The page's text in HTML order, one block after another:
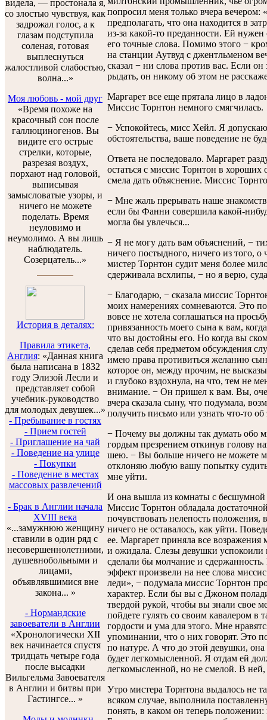
видела, — простонала я,
со злостью чувствуя, как
задрожал голос, а к
глазам подступила
соленая, готовая
выплеснуться
жалостливой слабостью,
волна...»
Моя любовь - мой друг
«Время похоже на
красочный сон после
галлюциногенов. Вы
видите его острые
стрелки, которые,
разрезая воздух,
порхают над головой,
выписывая
замысловатые узоры, и
ничего не можете
поделать. Время
неуловимо и
неумолимо. А вы лишь
наблюдатель.
Созерцатель...»
История в деталях:
Правила этикета,
Англия: «Данная книга
была написана в 1832
году Элизой Лесли и
представляет собой
учебник-руководство
для молодых девушек...»
- Пребывание в гостях
- Прием гостей
- Приглашение на чай
- Поведение на улице
- Покупки
- Поведение в местах
массовых развлечений
- Брак в Англии начала
XVIII века
«...замужнюю женщину
ставили в один ряд с
несовершеннолетними,
душевнобольными и
лицами,
объявлявшимися вне
закона... »
- Нормандские
завоеватели в Англии
«Хронологически XII
век начинается спустя
тридцать четыре года
после высадки
Вильгельма Завоевателя
в Англии и битвы при
Гастингсе... »
попросил меня только вчера
предполагать, что она находится в
из-за какой-то преданности. Ей
его точные слова. Помимо этого −
на станции Аутвуд с джентльменом
сказал − ни слова против вас. Если он
рыдать, он никому об этом не
Маргарет все еще прятала лицо в
Миссис Торнтон немного смягчилась.
− Успокойтесь, мисс Хейл. Я
обстоятельства, ваше поведение не
Ответа не последовало. Маргарет
остаться с миссис Торнтон в
смела дать объяснение. Миссис
− Мне жаль прерывать наше
если бы Фанни совершила какой-
могла бы увлечься...
− Я не могу дать вам объяснений, −
ничего постыдного, ничего из того,
мистер Торнтон судит меня более
сдерживала всхлипы, − но я верю,
− Благодарю, − сказала миссис
моих намерениях сомневаются. Это
вовсе не хотела соглашаться на
привязанность моего сына к вам,
что вы достойны его. Но когда вы
сделав себя предметом обсуждения
имею права противиться желанию
которое он, между прочим, не
и глубоко вздохнула, на что, тем не
внимание. − Он пришел к вам. Вы,
вчера сказала сыну, что подумала,
получить письмо или узнать что-то
− Почему вы должны так думать обо
гордым презрением откинув голову
шею. − Вы больше ничего не можете
отклоняю любую вашу попытку
мне уйти.
И она вышла из комнаты с
Миссис Торнтон обладала
почувствовать нелепость положения,
ничего не оставалось, как уйти.
ее. Маргарет приняла все возражения
и ожидала. Слезы девушки
сделали бы молчание и
эффект произвели на нее слова
леди», − подумала миссис Торнтон
характер. Если бы вы с Джоном
твердой рукой, чтобы вы знали свое
пойдете гулять со своим кавалером в
гордости и ума для этого. Мне
упоминании, что о них говорят. Это
по натуре. А что до этой девушки,
будет легкомысленной. Я отдам ей
легкомысленной, но не смелой. В ней,
Утро мистера Торнтона выдалось не
всяком случае, выполнила
понять, в каком он теперь